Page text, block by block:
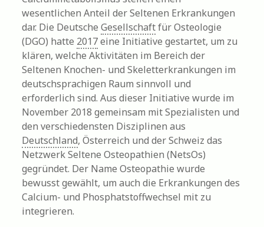
wesentlichen Anteil der Seltenen Erkrankungen
dar. Die DeutscheGesellschaftfür Osteologie
(DGO) hatte 2017eine Initiative gestartet, um zu
klären, welche Aktivitäten im Bereich der
Seltenen Knochen- und Skeletterkrankungen im
deutschsprachigen Raum sinnvoll und
erforderlich sind. Aus dieser Initiative wurde im
November 2018 gemeinsam mit Spezialisten und
den verschiedensten Disziplinen aus
Deutschland, Österreich und der Schweiz das
Netzwerk Seltene Osteopathien (NetsOs)
gegründet. Der Name Osteopathie wurde
bewusst gewählt, um auch die Erkrankungen des
Calcium- und Phosphatstoffwechsel mit zu
integrieren.